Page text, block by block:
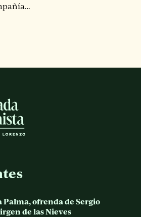
Palma, ofrenda de Sergio
de las Nieves